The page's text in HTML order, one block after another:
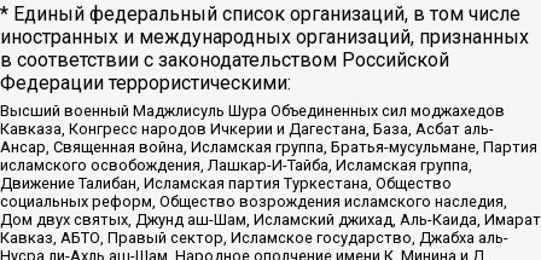
* Единый федеральный список организаций, в том числе
иностранных и международных организаций, признанных
в соответствии с законодательством Российской
Федерации террористическими:
Высший военный Маджлисуль Шура Объединенных сил моджахедов
Кавказа, Конгресс народов Ичкерии и Дагестана, База, Асбат аль-
Ансар, Священная война, Исламская группа, Братья-мусульмане, Партия
исламского освобождения, Лашкар-И-Тайба, Исламская группа,
Движение Талибан, Исламская партия Туркестана, Общество
социальных реформ, Общество возрождения исламского наследия,
Дом двух святых, Джунд аш-Шам, Исламский джихад, Аль-Каида, Имарат
Кавказ, АБТО, Правый сектор, Исламское государство, Джабха аль-
Нусра ли-Ахль аш-Шам, Народное ополчение имени К. Минина и Д.